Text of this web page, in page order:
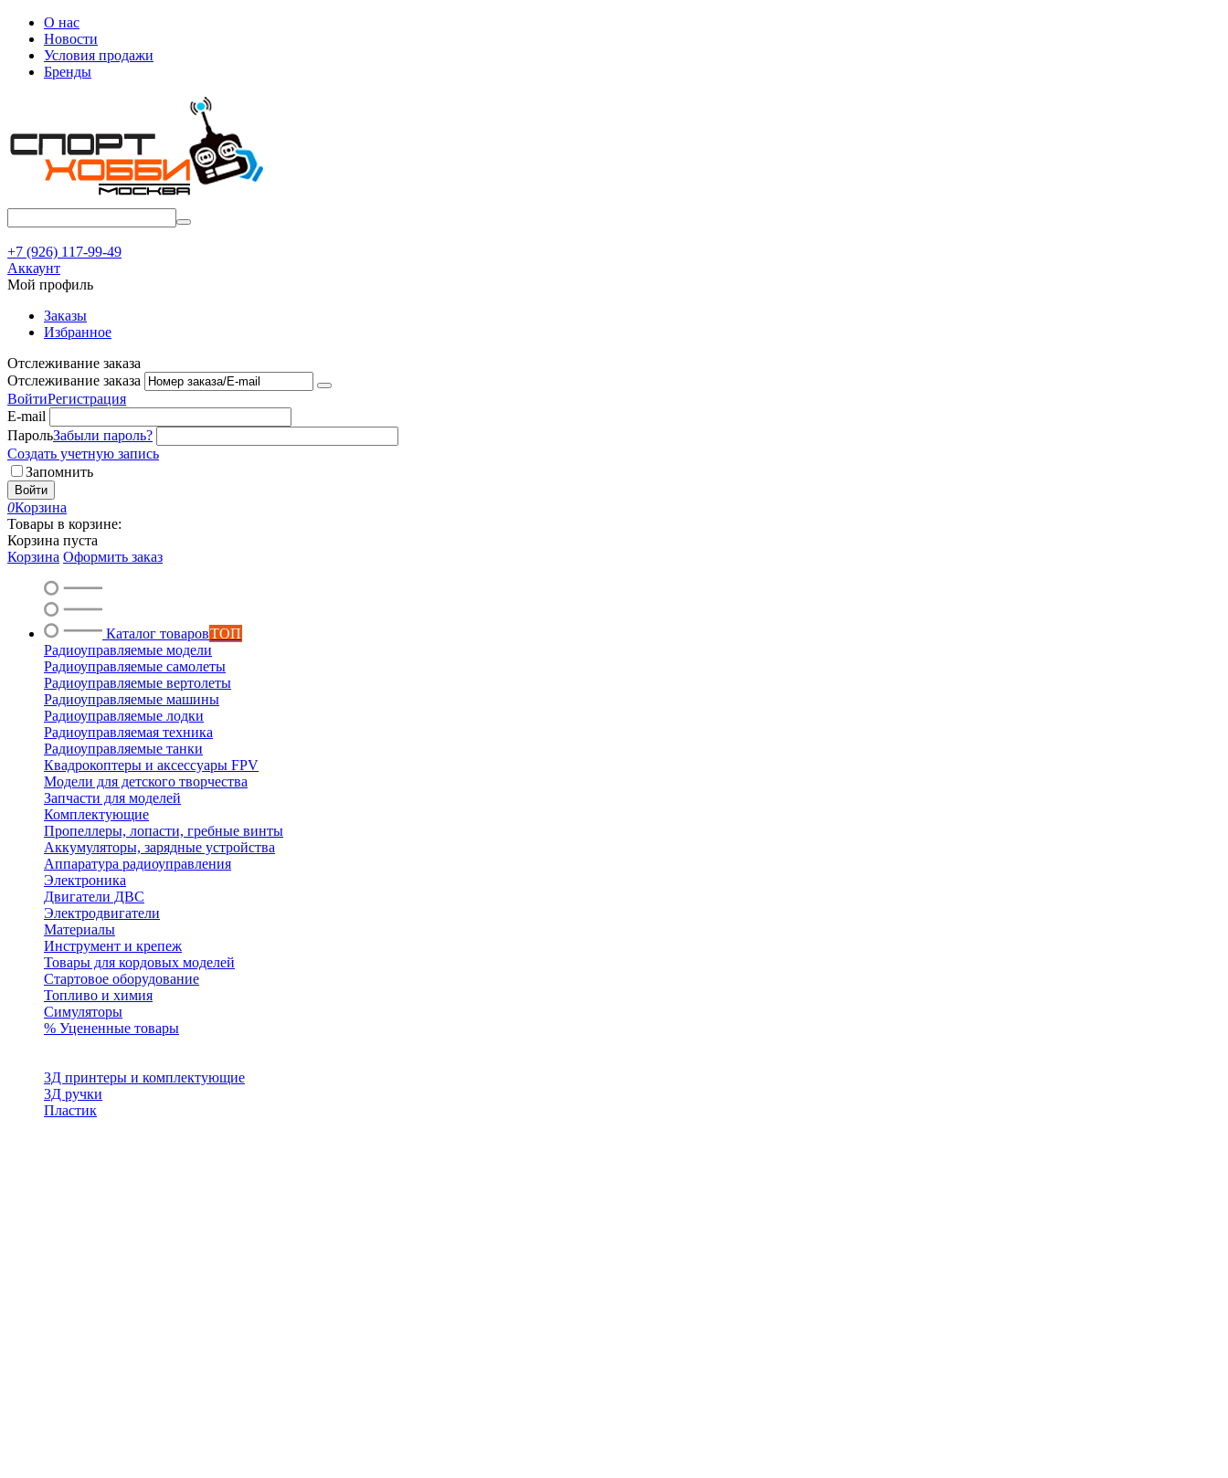
О нас
Новости
Условия продажи
Бренды
+7 (926) 117-99-49
Аккаунт
Мой профиль
Заказы
Избранное
Отслеживание заказа
Отслеживание заказа
ВойтиРегистрация
E-mail
ПарольЗабыли пароль?
Создать учетную запись
Запомнить
Войти
0Корзина
Товары в корзине:
Корзина пуста
Корзина Оформить заказ
Каталог товаровТОП
Радиоуправляемые модели
Радиоуправляемые самолеты
Радиоуправляемые вертолеты
Радиоуправляемые машины
Радиоуправляемые лодки
Радиоуправляемая техника
Радиоуправляемые танки
Квадрокоптеры и аксессуары FPV
Модели для детского творчества
Запчасти для моделей
Комплектующие
Пропеллеры, лопасти, гребные винты
Аккумуляторы, зарядные устройства
Аппаратура радиоуправления
Электроника
Двигатели ДВС
Электродвигатели
Материалы
Инструмент и крепеж
Товары для кордовых моделей
Стартовое оборудование
Топливо и химия
Симуляторы
% Уцененные товары
3Д принтеры и комплектующие
3Д ручки
Пластик